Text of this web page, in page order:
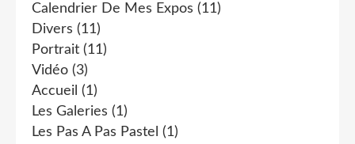
Calendrier De Mes Expos (11)
Divers (11)
Portrait (11)
Vidéo (3)
Accueil (1)
Les Galeries (1)
Les Pas A Pas Pastel (1)